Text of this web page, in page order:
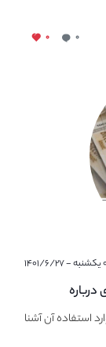
۰ ۰
۲۷
استفاده آن آشنا